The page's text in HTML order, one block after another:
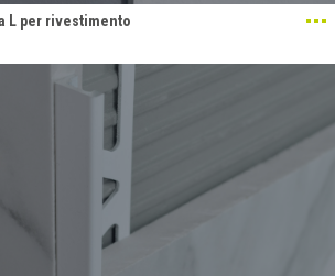
L per rivestimento